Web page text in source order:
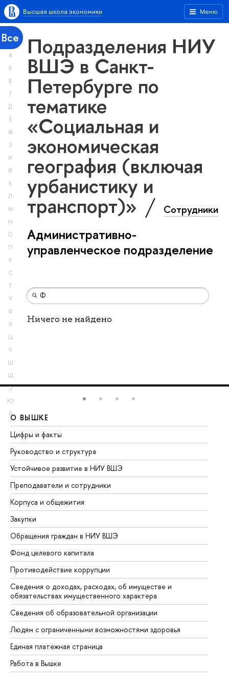
Меню
Высшая школа экономики
Все
А
Б
В
Г
Д
Е
Ж
З
И
Й
К
Л
М
Н
О
П
Р
С
Т
У
Ф
Х
Ц
Ч
Ш
Щ
Э
Ю
Я
Подразделения НИУ
ВШЭ в Санкт-
Петербурге по
тематике
«Социальная и
экономическая
география (включая
урбанистику и
транспорт)» Сотрудники
Административно-
управленческое подразделение
Ничего не найдено
О ВЫШКЕ
Цифры и факты
Руководство и структура
Устойчивое развитие в НИУ ВШЭ
Преподаватели и сотрудники
Корпуса и общежития
Закупки
Обращения граждан в НИУ ВШЭ
Фонд целевого капитала
Противодействие коррупции
Сведения о доходах, расходах, об имуществе и
обязательствах имущественного характера
Сведения об образовательной организации
Людям с ограниченными возможностями здоровья
Единая платежная страница
Работа в Вышке